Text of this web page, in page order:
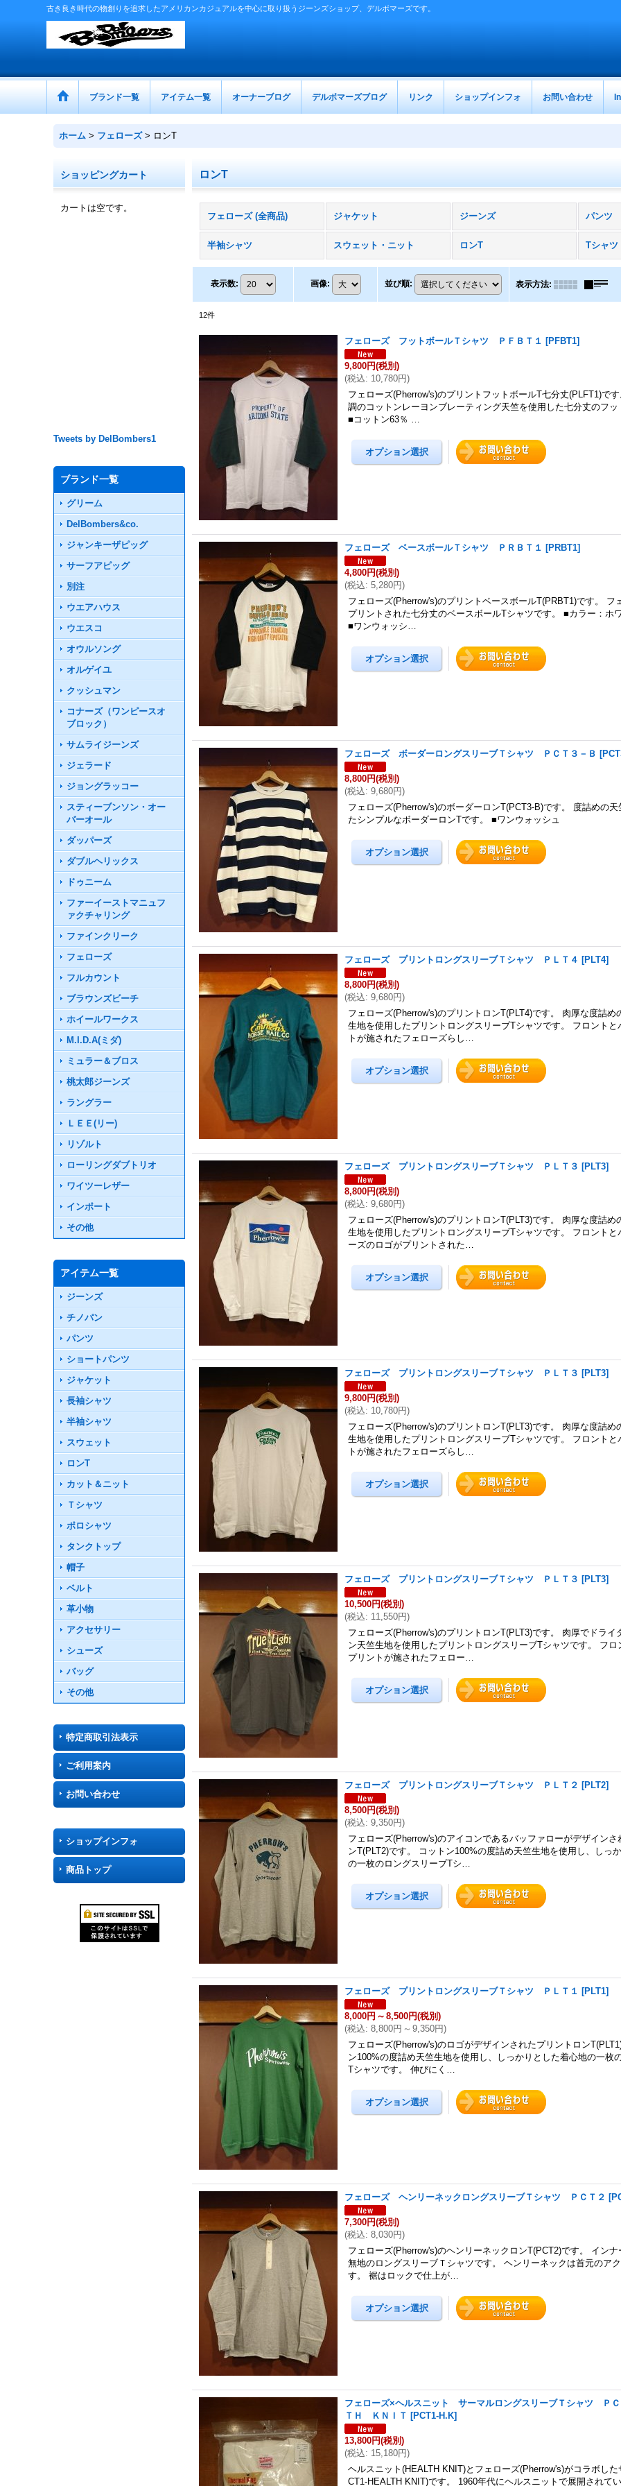
古き良き時代の物創りを追求したアメリカンカジュアルを中心に取り扱うジーンズショップ、デルボマーズです。
ブランド一覧 アイテム一覧 オーナーブログ デルボマーズブログ リンク ショップインフォ お問い合わせ
ホーム > フェローズ > ロンT
ショッピングカート
カートは空です。
Tweets by DelBombers1
ブランド一覧
グリーム
DelBombers&co.
ジャンキーザピッグ
サーフアピッグ
別注
ウエアハウス
ウエスコ
オウルソング
オルゲイユ
クッシュマン
コナーズ（ワンピースオ
ブロック）
サムライジーンズ
ジェラード
ジョングラッコー
スティーブンソン・オー
バーオール
ダッパーズ
ダブルヘリックス
ドゥニーム
ファーイーストマニュフ
ァクチャリング
ファインクリーク
フェローズ
フルカウント
ブラウンズビーチ
ホイールワークス
M.I.D.A(ミダ)
ミュラー＆ブロス
桃太郎ジーンズ
ラングラー
ＬＥＥ(リー)
リゾルト
ローリングダブトリオ
ワイツーレザー
インポート
その他
アイテム一覧
ジーンズ
チノパン
パンツ
ショートパンツ
ジャケット
長袖シャツ
半袖シャツ
スウェット
ロンT
カット＆ニット
Ｔシャツ
ポロシャツ
タンクトップ
帽子
ベルト
革小物
アクセサリー
シューズ
バッグ
その他
特定商取引法表示
ご利用案内
お問い合わせ
ショップインフォ
商品トップ
ロンT
フェローズ (全商品) ジャケット ジーンズ パンツ
半袖シャツ スウェット・ニット ロンT Tシャツ
表示数: 画像: 並び順: 表示方法:
12件
フェローズ フットボールＴシャツ ＰＦＢＴ１ [PFBT1]
9,800円(税別)
(税込: 10,780円)
フェローズ(Pherrow's)のプリントフットボールT七分丈(PLFT1)で
調のコットンレーヨンブレーティング天竺を使用した七分丈のフッ
■コットン63％ …
フェローズ ベースボールＴシャツ ＰＲＢＴ１ [PRBT1]
4,800円(税別)
(税込: 5,280円)
フェローズ(Pherrow's)のプリントベースボールT(PRBT1)です。 フ
プリントされた七分丈のベースボールTシャツです。 ■カラー：ホ
■ワンウォッシ…
フェローズ ボーダーロングスリーブＴシャツ ＰＣＴ３－Ｂ [
8,800円(税別)
(税込: 9,680円)
フェローズ(Pherrow's)のボーダーロンT(PCT3-B)です。 度詰めの天
たシンプルなボーダーロンTです。 ■ワンウォッシュ
フェローズ プリントロングスリーブＴシャツ ＰＬＴ４ [PLT4]
8,800円(税別)
(税込: 9,680円)
フェローズ(Pherrow's)のプリントロンT(PLT4)です。 肉厚な度詰め
生地を使用したプリントロングスリーブTシャツです。 フロントと
トが施されたフェローズらし…
フェローズ プリントロングスリーブＴシャツ ＰＬＴ３ [PLT3]
8,800円(税別)
(税込: 9,680円)
フェローズ(Pherrow's)のプリントロンT(PLT3)です。 肉厚な度詰め
生地を使用したプリントロングスリーブTシャツです。 フロントと
ーズのロゴがプリントされた…
フェローズ プリントロングスリーブＴシャツ ＰＬＴ３ [PLT3]
9,800円(税別)
(税込: 10,780円)
フェローズ(Pherrow's)のプリントロンT(PLT3)です。 肉厚な度詰め
生地を使用したプリントロングスリーブTシャツです。 フロントと
トが施されたフェローズらし…
フェローズ プリントロングスリーブＴシャツ ＰＬＴ３ [PLT3]
10,500円(税別)
(税込: 11,550円)
フェローズ(Pherrow's)のプリントロンT(PLT3)です。 肉厚でドライ
ン天竺生地を使用したプリントロングスリーブTシャツです。 フロ
プリントが施されたフェロー…
フェローズ プリントロングスリーブＴシャツ ＰＬＴ２ [PLT2]
8,500円(税別)
(税込: 9,350円)
フェローズ(Pherrow's)のアイコンであるバッファローがデザインさ
ンT(PLT2)です。 コットン100%の度詰め天竺生地を使用し、しっ
の一枚のロングスリーブTシ…
フェローズ プリントロングスリーブＴシャツ ＰＬＴ１ [PLT1]
8,000円 ～ 8,500円(税別)
(税込: 8,800円 ～ 9,350円)
フェローズ(Pherrow's)のロゴがデザインされたプリントロン
ン100%の度詰め天竺生地を使用し、しっかりとした着心地の一枚
Tシャツです。 伸びにく…
フェローズ ヘンリーネックロングスリーブＴシャツ ＰＣＴ２ [
7,300円(税別)
(税込: 8,030円)
フェローズ(Pherrow's)のヘンリーネックロンT(PCT2)です。 イン
無地のロングスリーブＴシャツです。 ヘンリーネックは首元のア
す。 裾はロックで仕上が…
フェローズ×ヘルスニット サーマルロングスリーブＴシャツ ＰＣ
ＴＨ ＫＮＩＴ [PCT1-H.K]
13,800円(税別)
(税込: 15,180円)
ヘルスニット(HEALTH KNIT)とフェローズ(Pherrow's)がコラボし
CT1-HEALTH KNIT)です。 1960年代にヘルスニットで展開されて